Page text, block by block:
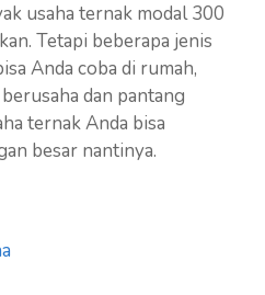
usaha ternak modal 300
Tetapi beberapa jenis
Anda coba di rumah,
dan pantang
ternak Anda bisa
besar nantinya.